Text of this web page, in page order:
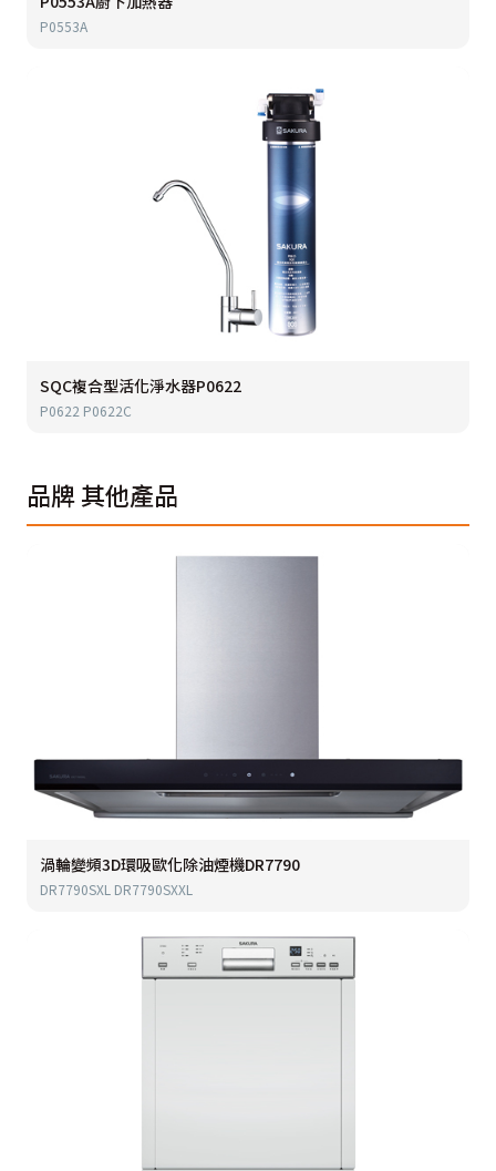
P0553A
SQC複合型活化淨水器P0622
P0622 P0622C
品牌其他產品
渦輪變頻3D環吸歐化除油煙機DR7790
DR7790SXL DR7790SXXL